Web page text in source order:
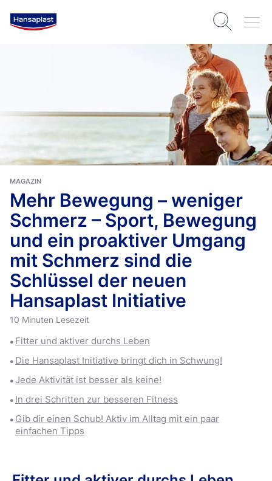
MAGAZIN
Mehr Bewegung – weniger
Schmerz – Sport, Bewegung
und ein proaktiver Umgang
mit Schmerz sind die
Schlüssel der neuen
Hansaplast Initiative
10 Minuten Lesezeit
Fitter und aktiver durchs Leben
Die Hansaplast Initiative bringt dich in Schwung!
Jede Aktivität ist besser als keine!
In drei Schritten zur besseren Fitness
Gib dir einen Schub! Aktiv im Alltag mit ein paar
einfachen Tipps